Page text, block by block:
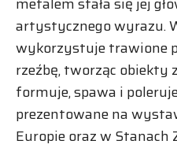
artystycznego wyrazu.
wykorzystuje trawione
rzeźbę, tworząc obiekty
formuje, spawa i
prezentowane na
Europie oraz w Stanach